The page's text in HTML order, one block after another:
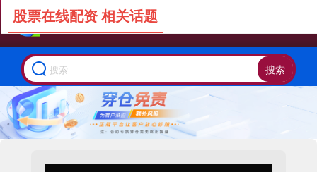
搜索
股票在线配资 相关话题